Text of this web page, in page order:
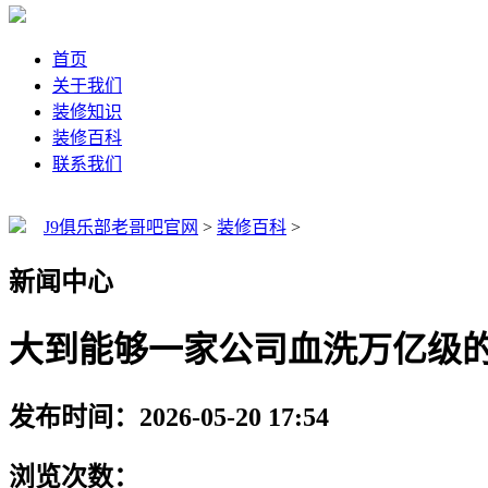
首页
关于我们
装修知识
装修百科
联系我们
J9俱乐部老哥吧官网 > 装修百科 >
新闻中心
大到能够一家公司血洗万亿级
发布时间：2026-05-20 17:54
浏览次数：